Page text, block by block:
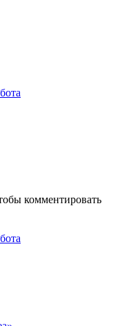
комментировать